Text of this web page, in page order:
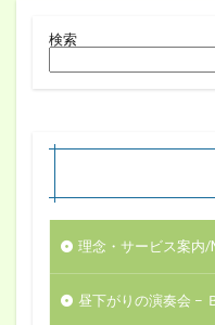
検索
理念・サービス案内
昼下がりの演奏会 −